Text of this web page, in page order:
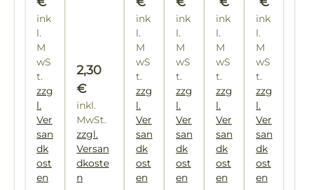
ink
l.
M
wS
t.
zzg
l.
Ver
san
dk
ost
en
Regulärer Preis:
2,30
€
inkl.
MwSt.
zzgl.
Versan
dkoste
n
ink
l.
M
wS
t.
zzg
l.
Ver
san
dk
ost
en
ink
l.
M
wS
t.
zzg
l.
Ver
san
dk
ost
en
ink
l.
M
wS
t.
zzg
l.
Ver
san
dk
ost
en
lp
h
Bü
chl
er
ink
l.
M
wS
t.
zzg
l.
Ver
san
dk
ost
en